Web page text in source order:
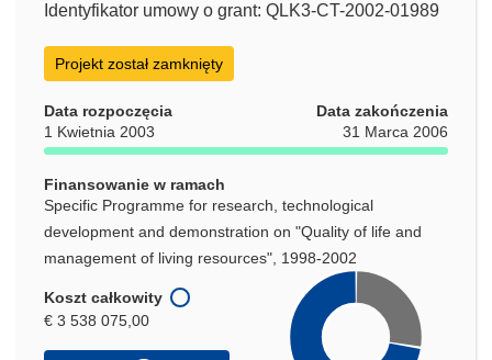
Identyfikator umowy o grant: QLK3-CT-2002-01989
Projekt został zamknięty
Data rozpoczęcia
1 Kwietnia 2003
Data zakończenia
31 Marca 2006
Finansowanie w ramach
Specific Programme for research, technological
development and demonstration on "Quality of life and
management of living resources", 1998-2002
Koszt całkowity
€ 3 538 075,00